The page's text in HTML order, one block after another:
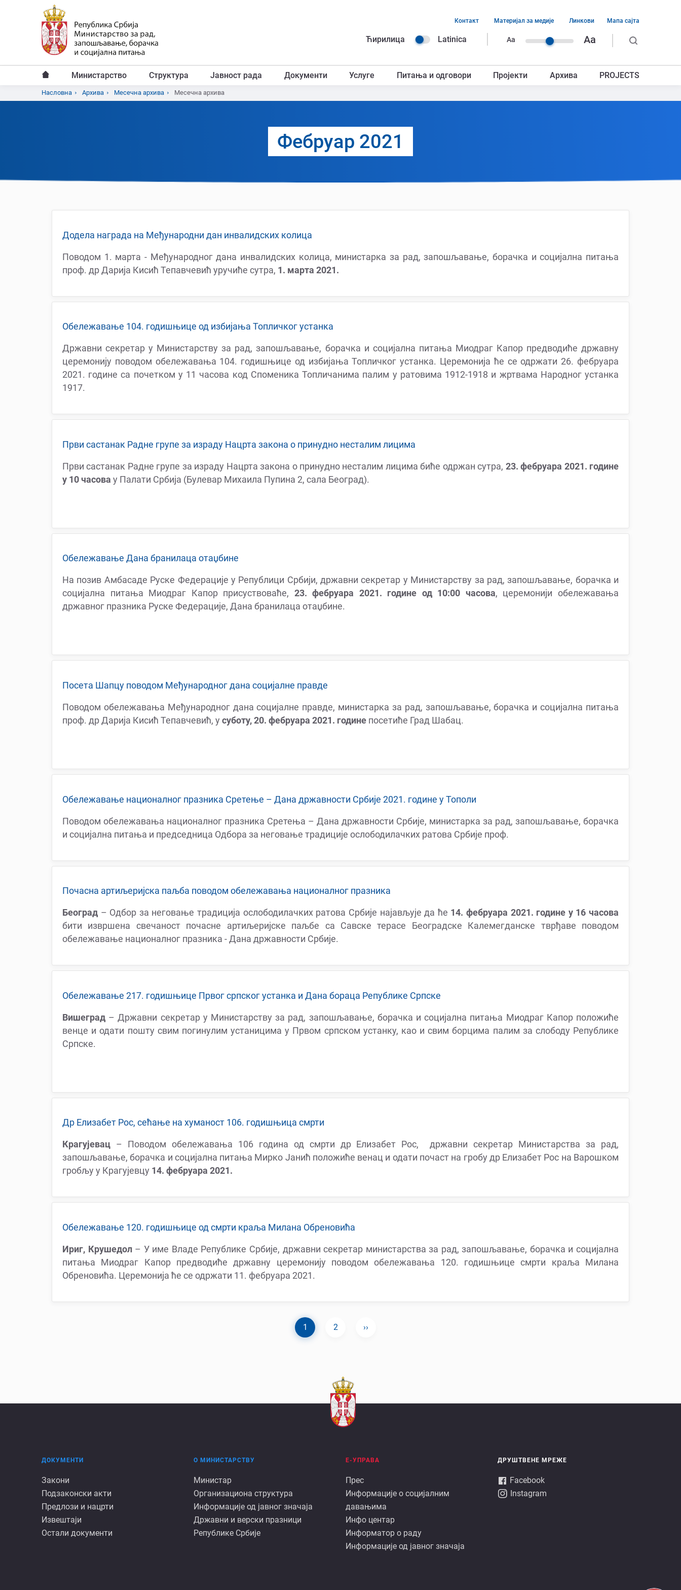
Ћирилица Latinica Aa Aa
заглавља
Контакт Материјал за медије Линкови Мапа сајта
Министарство Структура Јавност рада Документи Услуге Питања и одговори Пројекти Архива PROJECTS
Насловна Архива Месечна архива Месечна архива
Фебруар 2021
Додела награда на Међународни дан инвалидских колица
Поводом 1. марта - Међународног дана инвалидских колица, министарка за рад, запошљавање, борачка и социјална питања
проф. др Дарија Кисић Тепавчевић уручиће сутра, 1. марта 2021.
Обележавање 104. годишњице од избијања Топличког устанка
Државни секретар у Министарству за рад, запошљавање, борачка и социјална питања Миодраг Капор предводиће државну
церемонију поводом обележавања 104. годишњице од избијања Топличког устанка. Церемонија ће се одржати 26. фебруара
2021. године са почетком у 11 часова код Споменика Топличанима палим у ратовима 1912-1918 и жртвама Народног устанка
1917.
Први састанак Радне групе за израду Нацрта закона о принудно несталим лицима
Први састанак Радне групе за израду Нацрта закона о принудно несталим лицима биће одржан сутра, 23. фебруара 2021. године
у 10 часова у Палати Србија (Булевар Михаила Пупина 2, сала Београд).
Обележавање Дана бранилаца отаџбине
На позив Амбасаде Руске Федерације у Републици Србији, државни секретар у Mинистарству за рад, запошљавање, борачка и
социјална питања Миодраг Капор присуствоваће, 23. фебруара 2021. године од 10:00 часова, церемонији обележавања
државног празника Руске Федерације, Дана бранилаца отаџбине.
Посета Шапцу поводом Међународног дана социјалне правде
Поводом обележавања Међународног дана социјалне правде, министарка за рад, запошљавање, борачка и социјална питања
проф. др Дарија Кисић Тепавчевић, у суботу, 20. фебруара 2021. године посетиће Град Шабац.
Oбележавањe националног празника Сретење – Дана државности Србије 2021. године у Тополи
Поводом обележавања националног празника Сретења – Дана државности Србије, министарка за рад, запошљавање, борачка
и социјална питања и председница Одбора за неговање традиције ослободилачких ратова Србије проф.
Почасна артиљеријска паљба поводом обележавања националног празника
Београд – Одбор за неговање традиција ослободилачких ратова Србије најављује да ће 14. фебруара 2021. године у 16 часова
бити извршена свечаност почасне артиљеријске паљбе са Савске терасе Београдске Калемегданске тврђаве поводом
обележавање националног празника - Дана државности Србије.
Oбележавање 217. годишњице Првог српског устанка и Дана бораца Републике Српске
Вишеград – Државни секретар у Министарству за рад, запошљавање, борачка и социјална питања Миодраг Капор положиће
венце и одати пошту свим погинулим устаницима у Првом српском устанку, као и свим борцима палим за слободу Републике
Српске.
Др Елизабет Рос, сећање на хуманост 106. годишњица смрти
Крагујевац – Поводом обележавања 106 година од смрти др Елизабет Рос, државни секретар Министарства за рад,
запошљавање, борачка и социјална питања Мирко Јанић положиће венац и одати почаст на гробу др Елизабет Рос на Варошком
гробљу у Крагујевцу 14. фебруара 2021.
Обележавање 120. годишњице од смрти краља Милана Обреновића
Ириг, Крушедол– У име Владе Републике Србије, државни секретар министарства за рад, запошљавање, борачка и социјална
питања Миодраг Капор предводиће државну церемонију поводом обележавања 120. годишњице смрти краља Милана
Обреновића. Церемонија ће се одржати 11. фебруара 2021.
Current
1 Page
2 Next
››
Документи
ДОКУМЕНТИ
Закони
Подзаконски акти
Предлози и нацрти
Извештаји
Остали документи
О
министарству
О МИНИСТАРСТВУ
Министар
Организациона структура
Информације од јавног значаја
Државни и верски празници
Републике Србије
Е
управа
Е-УПРАВА
Прес
Информације о социјалним
давањима
Инфо центар
Информатор о раду
Информације од јавног значаја
ДРУШТВЕНЕ МРЕЖЕ
Facebook
Instagram